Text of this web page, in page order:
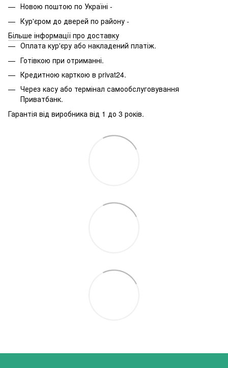
Новою поштою по Україні -
Кур'єром до дверей по району -
Більше інформації про доставку
Оплата кур'єру або накладений платіж.
Готівкою при отриманні.
Кредитною карткою в privat24.
Через касу або термінал самообслуговування
Приватбанк.
Гарантія від виробника від 1 до 3 років.